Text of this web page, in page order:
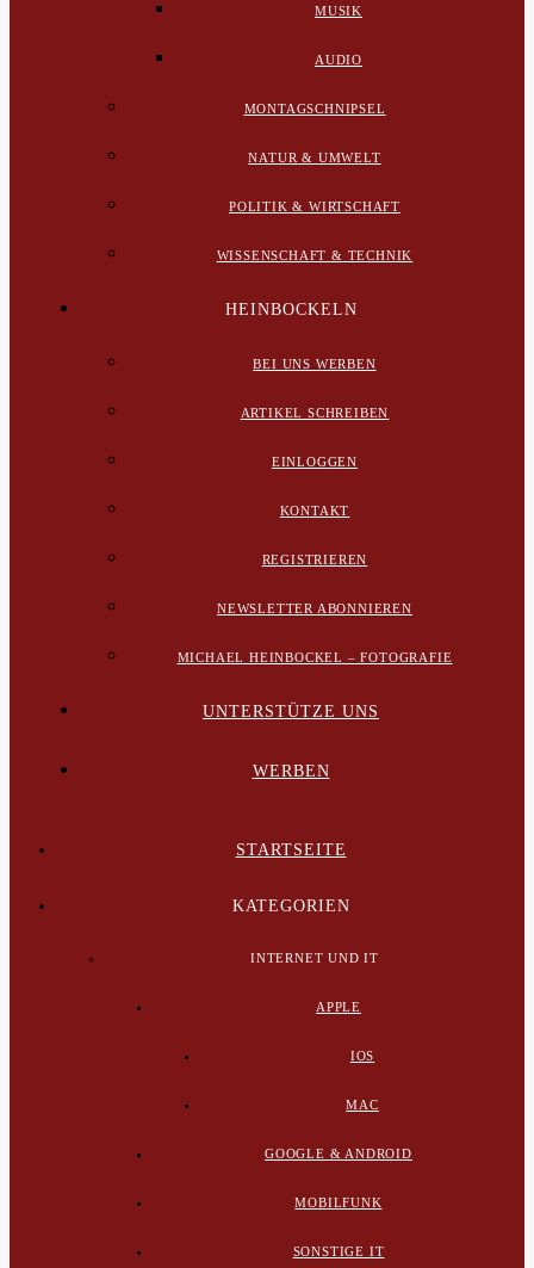
MUSIK
AUDIO
MONTAGSCHNIPSEL
NATUR & UMWELT
POLITIK & WIRTSCHAFT
WISSENSCHAFT & TECHNIK
HEINBOCKELN
BEI UNS WERBEN
ARTIKEL SCHREIBEN
EINLOGGEN
KONTAKT
REGISTRIEREN
NEWSLETTER ABONNIEREN
MICHAEL HEINBOCKEL – FOTOGRAFIE
UNTERSTÜTZE UNS
WERBEN
STARTSEITE
KATEGORIEN
INTERNET UND IT
APPLE
IOS
MAC
GOOGLE & ANDROID
MOBILFUNK
SONSTIGE IT